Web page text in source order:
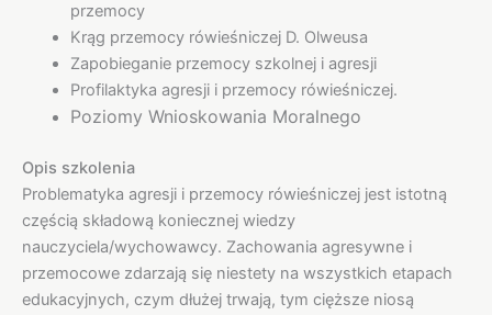
przemocy
Krąg przemocy rówieśniczej D. Olweusa
Zapobieganie przemocy szkolnej i agresji
Profilaktyka agresji i przemocy rówieśniczej.
Poziomy Wnioskowania Moralnego
Opis szkolenia
Problematyka agresji i przemocy rówieśniczej jest istotną
częścią składową koniecznej wiedzy
nauczyciela/wychowawcy. Zachowania agresywne i
przemocowe zdarzają się niestety na wszystkich etapach
edukacyjnych, czym dłużej trwają, tym cięższe niosą